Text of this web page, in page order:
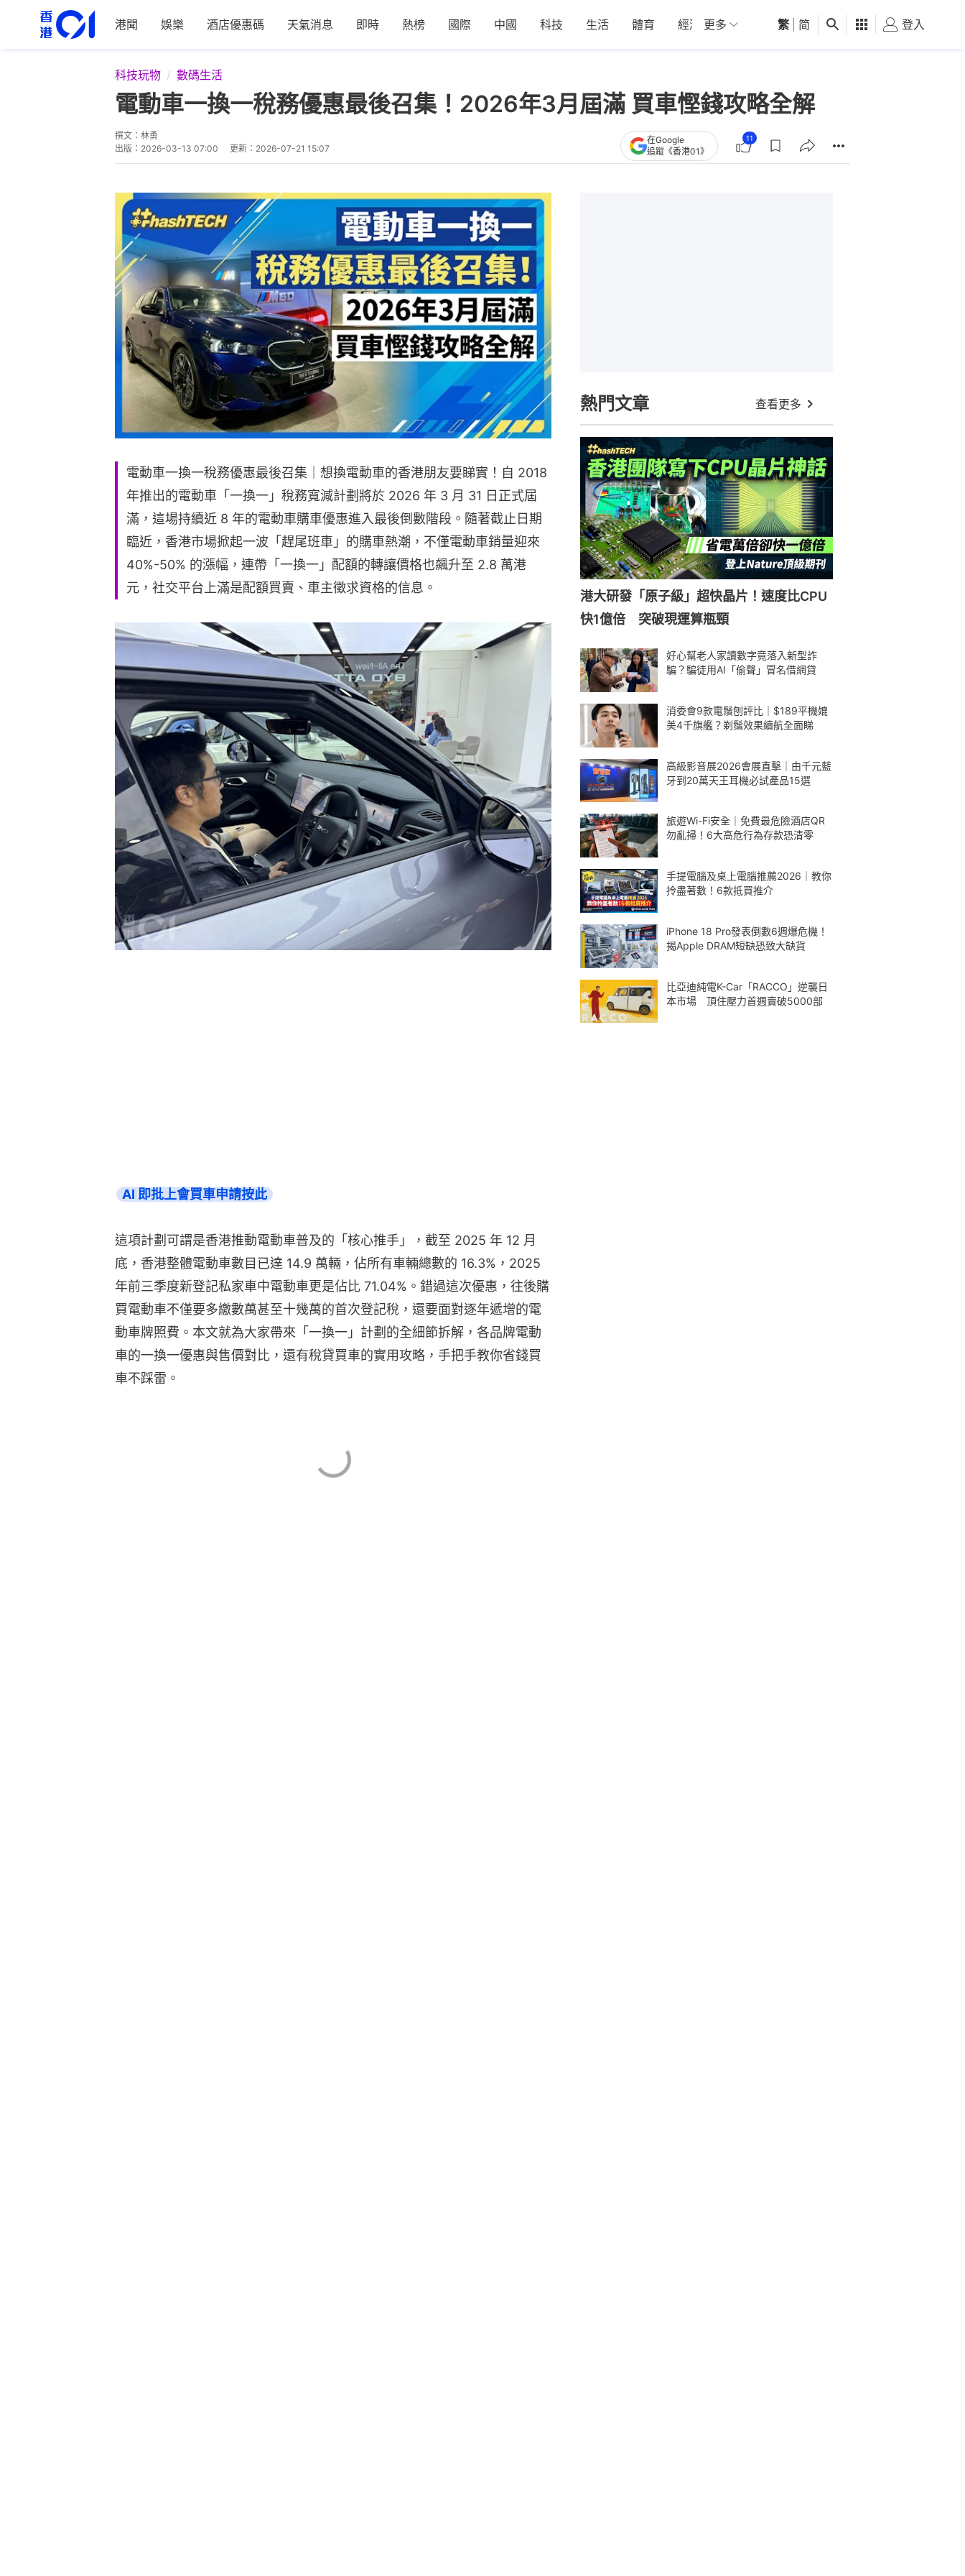
港聞 娛樂 酒店優惠碼 天氣消息 即時 熱榜 國際 中國 科技 生活 體育 經濟 01深圳 觀點 健康 好食玩飛
更多 繁 简 登入
科技玩物 數碼生活
電動車一換一稅務優惠最後召集！2026年3月屆滿 買車慳錢攻略全解
撰文： 林勇
出版： 2026-03-13 07:00 更新： 2026-07-21 15:07
在Google
追蹤《香港01》
11
電動車一換一稅務優惠最後召集｜想換電動車的香港朋友要睇實！自 2018
年推出的電動車「一換一」稅務寬減計劃將於 2026 年 3 月 31 日正式屆
滿，這場持續近 8 年的電動車購車優惠進入最後倒數階段。隨著截止日期
臨近，香港市場掀起一波「趕尾班車」的購車熱潮，不僅電動車銷量迎來
40%-50% 的漲幅，連帶「一換一」配額的轉讓價格也飆升至 2.8 萬港
元，社交平台上滿是配額買賣、車主徵求資格的信息。
AI 即批上會買車申請按此
這項計劃可謂是香港推動電動車普及的「核心推手」，截至 2025 年 12 月
底，香港整體電動車數目已達 14.9 萬輛，佔所有車輛總數的 16.3%，2025
年前三季度新登記私家車中電動車更是佔比 71.04%。錯過這次優惠，往後購
買電動車不僅要多繳數萬甚至十幾萬的首次登記稅，還要面對逐年遞增的電
動車牌照費。本文就為大家帶來「一換一」計劃的全細節拆解，各品牌電動
車的一換一優惠與售價對比，還有稅貸買車的實用攻略，手把手教你省錢買
車不踩雷。
熱門文章 查看更多
港大研發「原子級」超快晶片！速度比CPU
快1億倍 突破現運算瓶頸
好心幫老人家讀數字竟落入新型詐
騙？騙徒用AI「偷聲」冒名借網貸
消委會9款電鬚刨評比｜$189平機媲
美4千旗艦？剃鬚效果續航全面睇
高級影音展2026會展直擊｜由千元藍
牙到20萬天王耳機必試產品15選
旅遊Wi-Fi安全｜免費最危險酒店QR
勿亂掃！6大高危行為存款恐清零
手提電腦及桌上電腦推薦2026｜教你
拎盡著數！6款抵買推介
iPhone 18 Pro發表倒數6週爆危機！
揭Apple DRAM短缺恐致大缺貨
比亞迪純電K-Car「RACCO」逆襲日
本市場 頂住壓力首週賣破5000部